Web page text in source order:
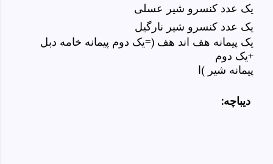
یک عدد کنسرو شیر عسلی
یک عدد کنسرو شیر نارگیل
یک پیمانه هف اند هف (=یک دوم پیمانه خامه دبل
+یک دوم
پیمانه شیر )ا